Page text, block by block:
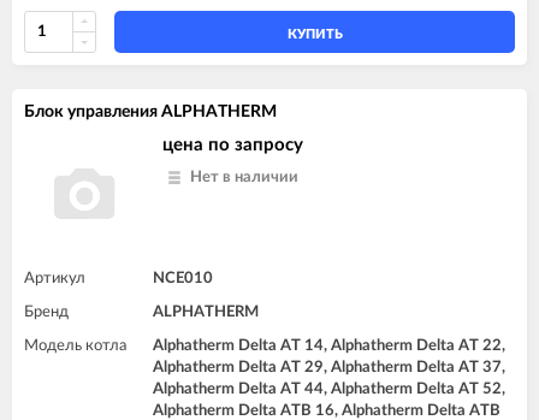
КУПИТЬ
Блок управления ALPHATHERM
цена по запросу
Нет в наличии
Артикул NCE010
Бренд ALPHATHERM
Модель котла
Alphatherm Delta AT 14, Alphatherm Delta AT 22,
Alphatherm Delta AT 29, Alphatherm Delta AT 37,
Alphatherm Delta AT 44, Alphatherm Delta AT 52,
Alphatherm Delta ATB 16, Alphatherm Delta ATB